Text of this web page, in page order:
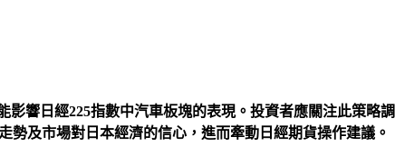
響日經225指數中汽車板塊的表現。投資者應關注此策略
勢及市場對日本經濟的信心，進而牽動日經期貨操作建議。